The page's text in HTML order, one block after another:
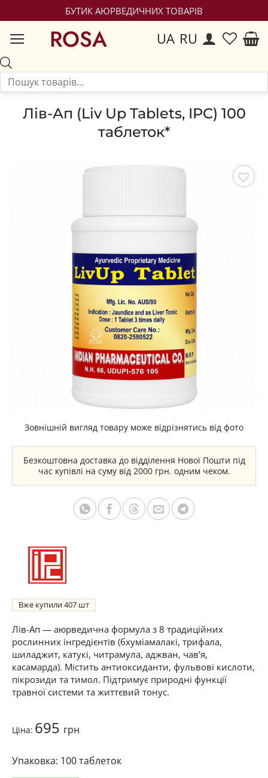
БУТИК АЮРВЕДИЧНИХ ТОВАРІВ
ROSA UA RU
Лів-Ап (Liv Up Tablets, IPC) 100
таблеток*
Зовнішній вигляд товару може відрізнятись від фото
Безкоштовна доставка до відділення Нової Пошти під
час купівлі на суму від 2000 грн. одним чеком.
Вже купили407
Лів-Ап — аюрведична формула з 8 традиційних
рослинних інгредієнтів (бхуміамалакі, трифала,
шиладжит, катукі, читрамула, аджван, чав’я,
касамарда). Містить антиоксиданти, фульвові кислоти,
пікрозиди та тимол. Підтримує природні функції
травної системи та життєвий тонус.
Ціна: 695 грн
100 таблеток